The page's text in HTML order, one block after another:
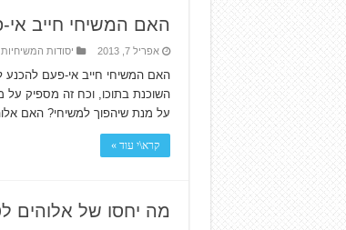
האם המשיחי חייב
אפריל 7, 2013 יסודות המשיחיות
האם המשיחי חייב אי-פעם להכנע
על מנת שיהפוך למשיחי? האם
קרא\י עוד »
מה יחסו של אלוהים